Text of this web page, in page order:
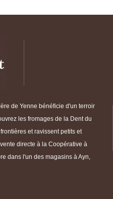
de Yenne bénéficie d'un terroir
les fromages de la Dent du
et ravissent petits et
directe à la Coopérative à
dans l'un des magasins à Ayn,